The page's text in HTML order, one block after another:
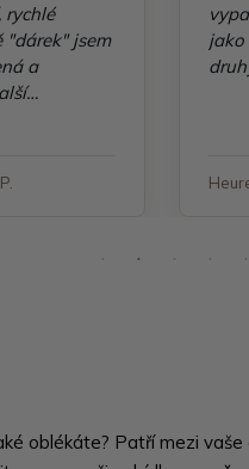
rychlé
"dárek" jsem
a
jako
oblékáte? Patří mezi vaše